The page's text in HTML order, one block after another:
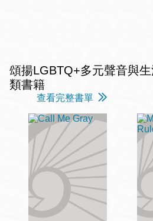
頌揚LGBTQ+多元聲音與
類書籍
查看完整書單